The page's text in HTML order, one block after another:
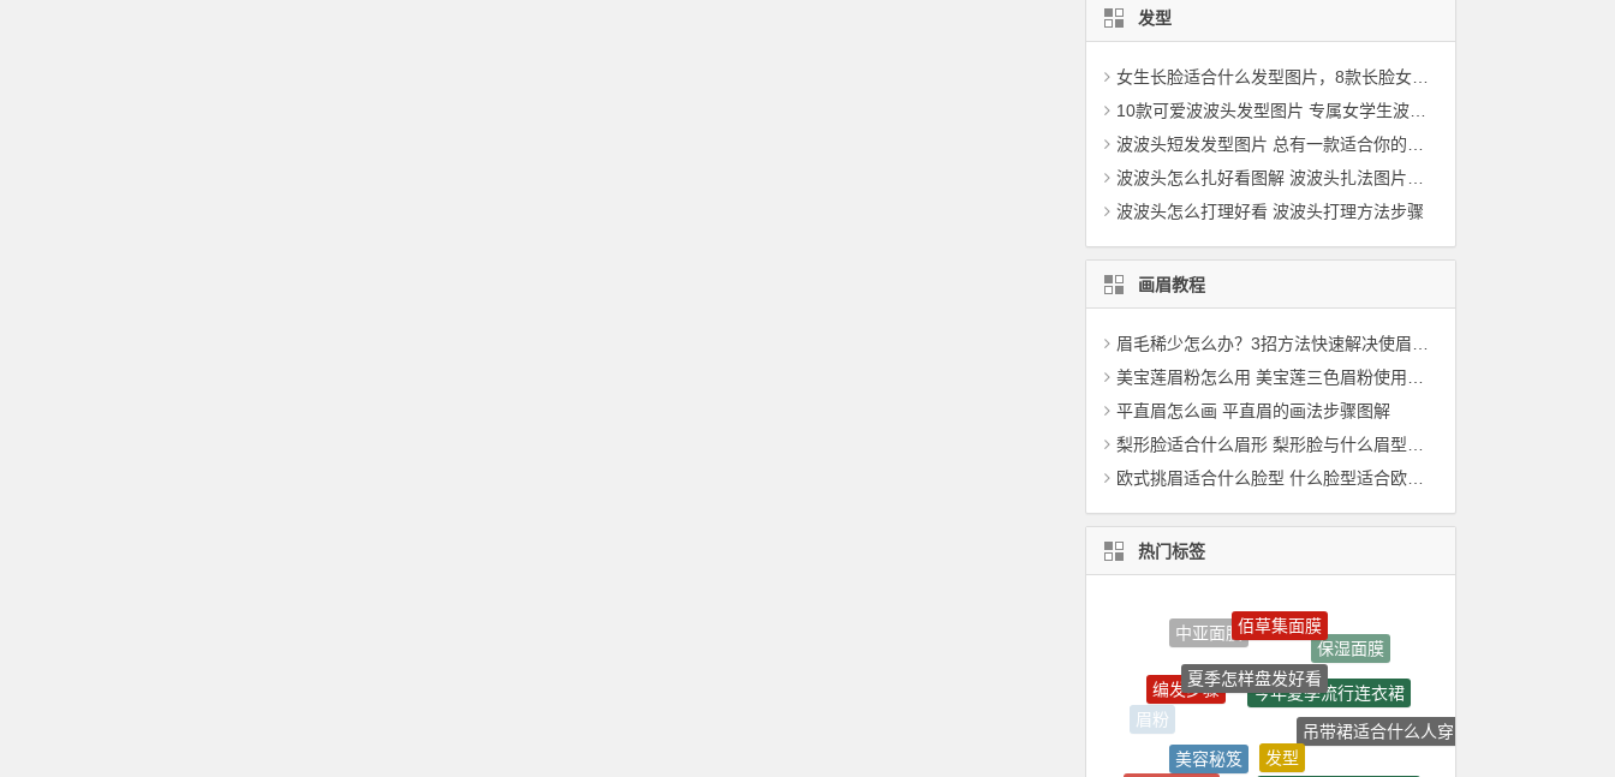
发型
女生长脸适合什么发型图片，8款长脸女生适合的发型
10款可爱波波头发型图片 专属女学生波波头发型
波波头短发发型图片 总有一款适合你的短发波波头
波波头怎么扎好看图解 波波头扎法图片大全
波波头怎么打理好看 波波头打理方法步骤
画眉教程
眉毛稀少怎么办？3招方法快速解决使眉毛变浓密
美宝莲眉粉怎么用 美宝莲三色眉粉使用步骤
平直眉怎么画 平直眉的画法步骤图解
梨形脸适合什么眉形 梨形脸与什么眉型搭好
欧式挑眉适合什么脸型 什么脸型适合欧美眉毛
热门标签
佰草集面膜
保湿面膜
眉粉
编发步骤
夏季怎样盘发好看
今年夏季流行连衣裙
吊带裙适合什么人穿
吊带裙搭配
发型
如何盘发简单又好看